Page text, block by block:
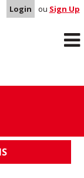
Login ou Sign Up